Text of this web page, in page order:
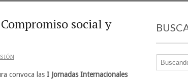
social y
convoca las I Jornadas Internacionales